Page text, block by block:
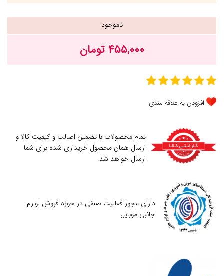
ناموجود
۴۵۵,۰۰۰ تومان
افزودن به علاقه مندی
تمام محصولات با تضمین اصالت و کیفیت کالا و
ارسال همان محصول خریداری شده برای شما
ارسال خواهد شد.
دارای مجوز فعالیت صنفی در حوزه فروش لوازم
جانبی موبایل